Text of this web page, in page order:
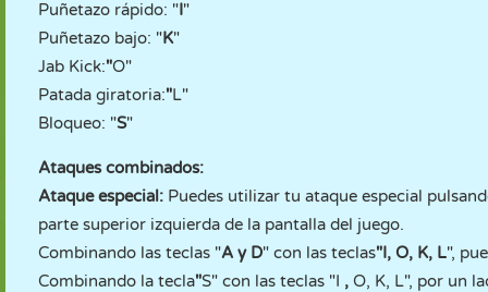
Puñetazo rápido: "I"
Puñetazo bajo: "K"
Jab Kick:"O"
Patada giratoria:"L"
Bloqueo: "S"
Ataques combinados:
Ataque especial: Puedes utilizar tu ataque especial
parte superior izquierda de la pantalla del juego.
Combinando las teclas "A y D" con las teclas"I, O, K, L",
Combinando la tecla"S" con las teclas "I , O, K, L", por un